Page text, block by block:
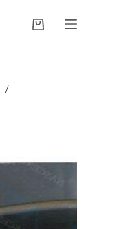
/